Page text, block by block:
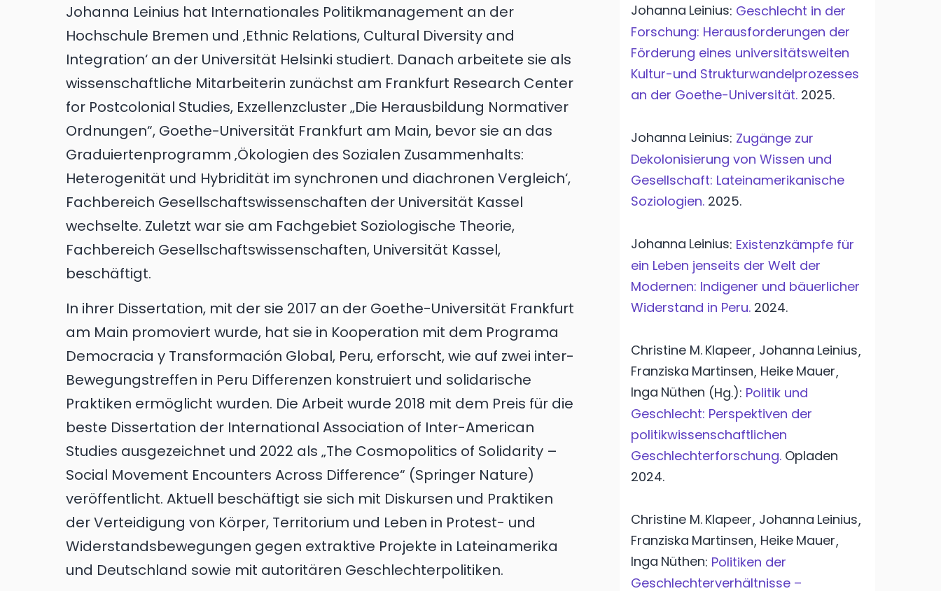
Johanna Leinius hat Internationales Politikmanagement an der
Hochschule Bremen und ‚Ethnic Relations, Cultural Diversity and
Integration‘ an der Universität Helsinki studiert. Danach arbeitete sie als
wissenschaftliche Mitarbeiterin zunächst am Frankfurt Research Center
for Postcolonial Studies, Exzellenzcluster „Die Herausbildung Normativer
Ordnungen“, Goethe-Universität Frankfurt am Main, bevor sie an das
Graduiertenprogramm ‚Ökologien des Sozialen Zusammenhalts:
Heterogenität und Hybridität im synchronen und diachronen Vergleich‘,
Fachbereich Gesellschaftswissenschaften der Universität Kassel
wechselte. Zuletzt war sie am Fachgebiet Soziologische Theorie,
Fachbereich Gesellschaftswissenschaften, Universität Kassel,
beschäftigt.
In ihrer Dissertation, mit der sie 2017 an der Goethe-Universität Frankfurt
am Main promoviert wurde, hat sie in Kooperation mit dem Programa
Democracia y Transformación Global, Peru, erforscht, wie auf zwei inter-
Bewegungstreffen in Peru Differenzen konstruiert und solidarische
Praktiken ermöglicht wurden. Die Arbeit wurde 2018 mit dem Preis für die
beste Dissertation der International Association of Inter-American
Studies ausgezeichnet und 2022 als „The Cosmopolitics of Solidarity –
Social Movement Encounters Across Difference“ (Springer Nature)
veröffentlicht. Aktuell beschäftigt sie sich mit Diskursen und Praktiken
der Verteidigung von Körper, Territorium und Leben in Protest- und
Widerstandsbewegungen gegen extraktive Projekte in Lateinamerika
und Deutschland sowie mit autoritären Geschlechterpolitiken.
Johanna Leinius: Geschlecht in der
Forschung: Herausforderungen der
Förderung eines universitätsweiten
Kultur-und Strukturwandelprozesses
an der Goethe-Universität. 2025.
Johanna Leinius: Zugänge zur
Dekolonisierung von Wissen und
Gesellschaft: Lateinamerikanische
Soziologien. 2025.
Johanna Leinius: Existenzkämpfe für
ein Leben jenseits der Welt der
Modernen: Indigener und bäuerlicher
Widerstand in Peru. 2024.
Christine M. Klapeer, Johanna Leinius,
Franziska Martinsen, Heike Mauer,
Inga Nüthen (Hg.): Politik und
Geschlecht: Perspektiven der
politikwissenschaftlichen
Geschlechterforschung. Opladen
2024.
Christine M. Klapeer, Johanna Leinius,
Franziska Martinsen, Heike Mauer,
Inga Nüthen: Politiken der
Geschlechterverhältnisse –